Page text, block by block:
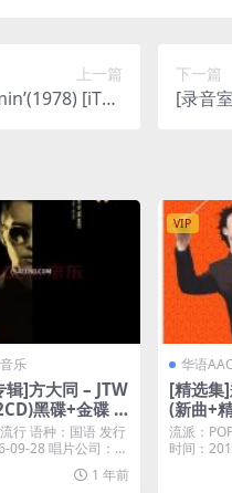
上一篇
[iTun
下一篇
[录音
乐
辑]方大同 – JTW
黑碟+金碟 [i
M4A]
行 语种：国语 发行
09-28 唱片公司：太
1 年前
VIP
华语
[精选集
(新曲+
M4A]
流派：
时间：